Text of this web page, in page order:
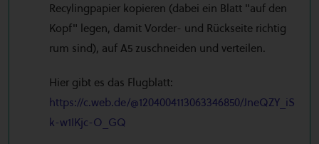
Recylingpapier kopieren (dabei ein Blatt "auf den
Kopf" legen, damit Vorder- und Rückseite richtig
rum sind), auf A5 zuschneiden und verteilen.
Hier gibt es das Flugblatt:
https://c.web.de/@1204004113063346850/JneQZY_iS
k-w1IKjc-O_GQ